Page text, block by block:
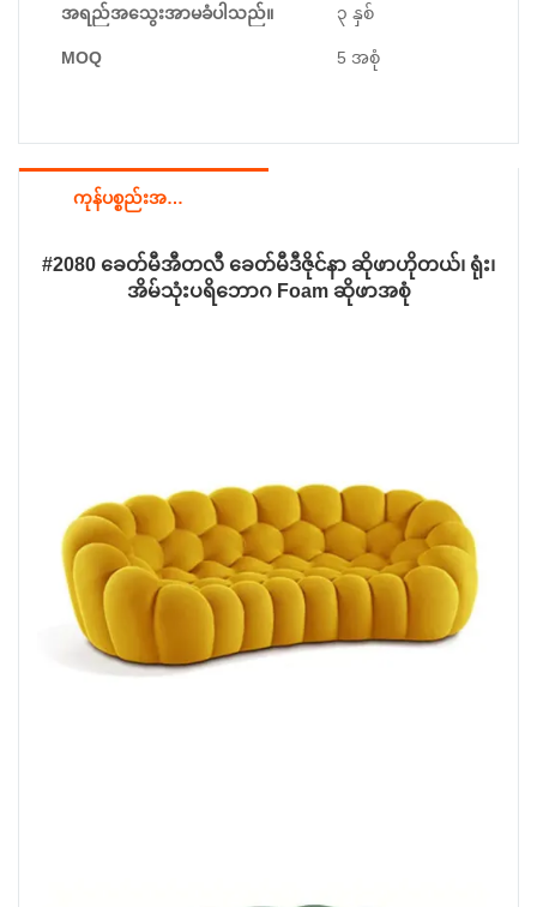
အရည်အသွေးအာမခံပါသည်။ ၃ နှစ်
MOQ 5 အစုံ
ကုန်ပစ္စည်းအသေးစိတ်
#2080 ခေတ်မီအီတလီ ခေတ်မီဒီဇိုင်နာ ဆိုဖာဟိုတယ်၊ ရုံး၊
အိမ်သုံးပရိဘောဂ Foam ဆိုဖာအစုံ